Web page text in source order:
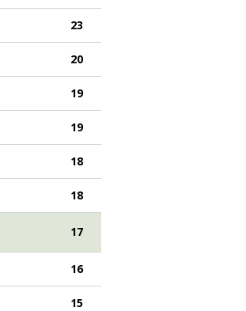
23
20
19
19
18
18
17
16
15